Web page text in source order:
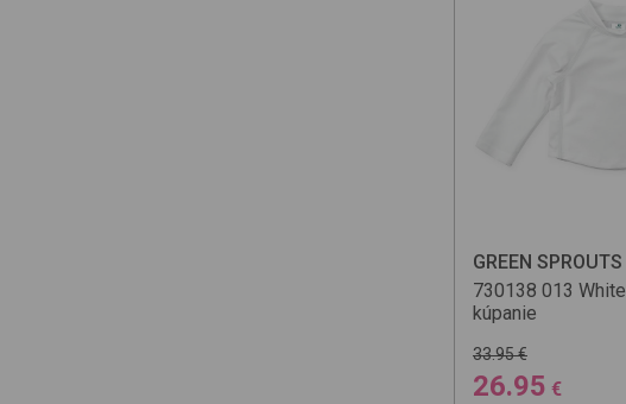
GREEN SPROUTS
730138 013 White
kúpanie
33.95 €
26.95 €